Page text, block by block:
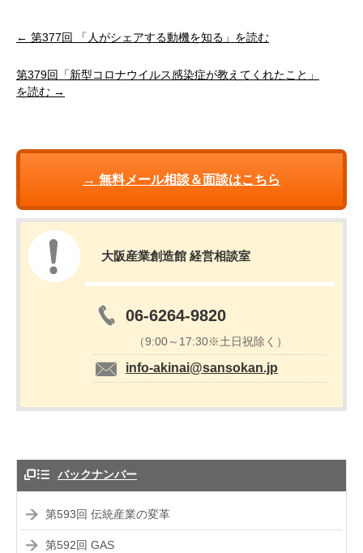
← 第377回 「人がシェアする動機を知る」を読む
第379回「新型コロナウイルス感染症が教えてくれたこと」
を読む →
→ 無料メール相談＆面談はこちら
大阪産業創造館 経営相談室
06-6264-9820
（9:00～17:30※土日祝除く）
info-akinai@sansokan.jp
バックナンバー
第593回 伝統産業の変革
第592回 GAS